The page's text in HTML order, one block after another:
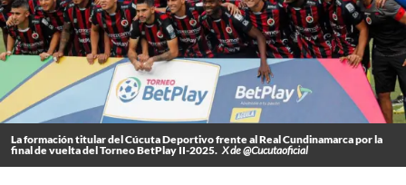
La formación titular del Cúcuta Deportivo frente al Real Cundinamarca por la
final de vuelta del Torneo BetPlay II-2025. X de @Cucutaoficial